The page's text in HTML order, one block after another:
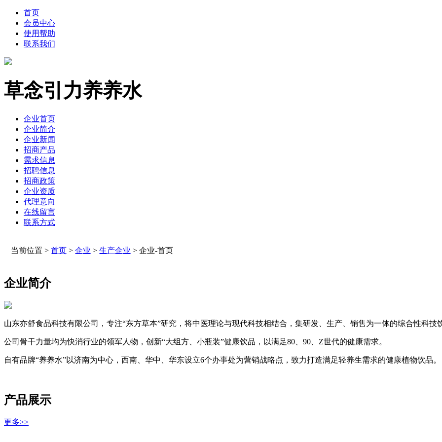
首页
会员中心
使用帮助
联系我们
草念引力养养水
企业首页
企业简介
企业新闻
招商产品
需求信息
招聘信息
招商政策
企业资质
代理意向
在线留言
联系方式
当前位置 > 首页 > 企业 > 生产企业 > 企业-首页
企业简介
山东亦舒食品科技有限公司，专注“东方草本”研究，将中医理论与现代科技相结合，集研发、生产、销售为一体的综合性科技
公司骨干力量均为快消行业的领军人物，创新“大组方、小瓶装”健康饮品，以满足80、90、Z世代的健康需求。
自有品牌“养养水”以济南为中心，西南、华中、华东设立6个办事处为营销战略点，致力打造满足轻养生需求的健康植物饮品。
产品展示
更多>>